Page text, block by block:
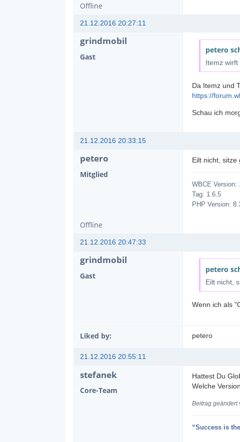
Offline
21.12.2016 20:27:11
grindmobil
Gast
petero
Itemz
Da Itemz und
https://
Schau ich
21.12.2016 20:33:15
petero
Mitglied
Eilt nicht,
WBCE Version:
Tag: 1.6.5
PHP Version:
Offline
21.12.2016 20:47:33
grindmobil
Gast
petero
Eilt nicht,
Wenn ich als
Liked by: petero
21.12.2016 20:55:11
stefanek
Core-Team
Hattest Du
Welche
Beitrag geändert
“Success is